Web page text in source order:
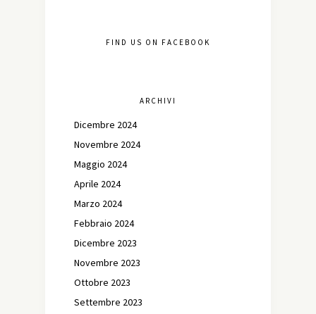
FIND US ON FACEBOOK
ARCHIVI
Dicembre 2024
Novembre 2024
Maggio 2024
Aprile 2024
Marzo 2024
Febbraio 2024
Dicembre 2023
Novembre 2023
Ottobre 2023
Settembre 2023